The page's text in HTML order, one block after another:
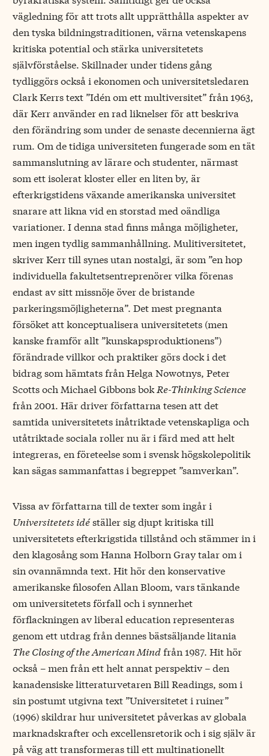
vägledning för att trots allt upprätthålla aspekter av
den tyska bildningstraditionen, värna vetenskapens
kritiska potential och stärka universitetets
självförståelse. Skillnader under tidens gång
tydliggörs också i ekonomen och universitetsledaren
Clark Kerrs text ”Idén om ett multiversitet” från 1963,
där Kerr använder en rad liknelser för att beskriva
den förändring som under de senaste decennierna ägt
rum. Om de tidiga universiteten fungerade som en tät
sammanslutning av lärare och studenter, närmast
som ett isolerat kloster eller en liten by, är
efterkrigstidens växande amerikanska universitet
snarare att likna vid en storstad med oändliga
variationer. I denna stad finns många möjligheter,
men ingen tydlig sammanhållning. Mulitiversitetet,
skriver Kerr till synes utan nostalgi, är som ”en hop
individuella fakultetsentreprenörer vilka förenas
endast av sitt missnöje över de bristande
parkeringsmöjligheterna”. Det mest pregnanta
försöket att konceptualisera universitetets (men
kanske framför allt ”kunskapsproduktionens”)
förändrade villkor och praktiker görs dock i det
bidrag som hämtats från Helga Nowotnys, Peter
Scotts och Michael Gibbons bok Re-Thinking Science
från 2001. Här driver författarna tesen att det
samtida universitetets inåtriktade vetenskapliga och
utåtriktade sociala roller nu är i färd med att helt
integreras, en företeelse som i svensk högskolepolitik
kan sägas sammanfattas i begreppet ”samverkan”.
Vissa av författarna till de texter som ingår i
Universitetets idéställer sig djupt kritiska till
universitetets efterkrigstida tillstånd och stämmer in i
den klagosång som Hanna Holborn Gray talar om i
sin ovannämnda text. Hit hör den konservative
amerikanske filosofen Allan Bloom, vars tänkande
om universitetets förfall och i synnerhet
förflackningen av liberal education representeras
genom ett utdrag från dennes bästsäljande litania
The Closing of the American Mindfrån 1987. Hit hör
också – men från ett helt annat perspektiv – den
kanadensiske litteraturvetaren Bill Readings, som i
sin postumt utgivna text ”Universitetet i ruiner”
(1996) skildrar hur universitetet påverkas av globala
marknadskrafter och excellensretorik och i sig själv är
på väg att transformeras till ett multinationellt